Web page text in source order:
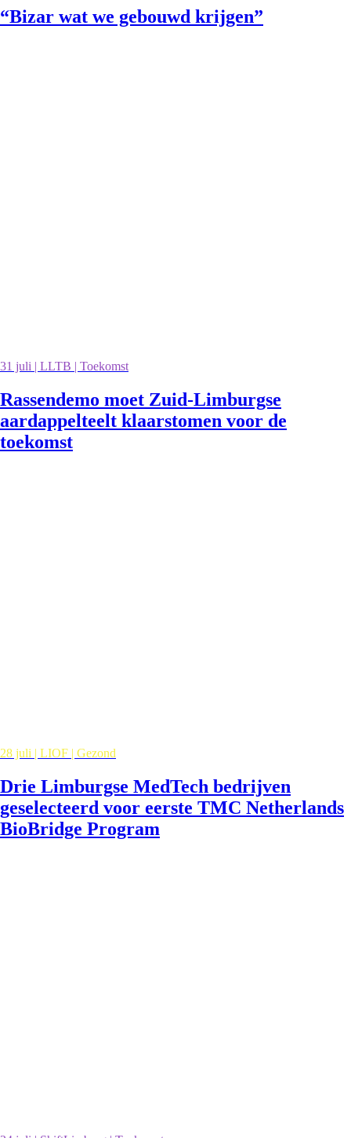
“Bizar wat we gebouwd krijgen”
31 juli | LLTB | Toekomst
Rassendemo moet Zuid-Limburgse
aardappelteelt klaarstomen voor de
toekomst
28 juli | LIOF | Gezond
Drie Limburgse MedTech bedrijven
geselecteerd voor eerste TMC Netherlands
BioBridge Program